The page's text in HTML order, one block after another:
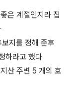
은 계절인지라 집
지를 정해 준후
하라고 했다
산 주변 5 개의 호